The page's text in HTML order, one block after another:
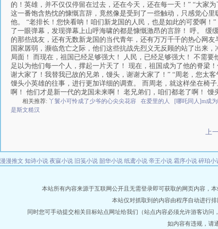
的！英雄，并不仅仅停留在过去，还在今天，还在每一天！” “大家
这一番饱含热忱的慷慨言辞，竟然像是受到了一些触动，只感觉心
他。 “老排长！您快看呐！咱们新龙国的人民，也是如此的可爱啊
了一眼弹幕，发现弹幕上山呼海啸的都是慷慨激昂的言辞！ 呼。
的那些战友，还有无数新龙国的当代青年，还有万万千千的热心网
国家孱弱，濒临危亡之际，他们这些抗战先烈义无反顾的站了出来
局面！ 而现在，祖国已经足够强大！ 人民，已经足够强大！ 不需
足以为他们每一个人，撑起一片天了！ 现在，祖国成为了他的脊梁
谢大家了！我替我已故的兄弟，馒头，谢谢大家了！” “周老，您太
馒头小英雄的往事，进行更加详细的调查。 而周老，就这样坐在椅
啊！ 他们才是新一代的龙国未来啊！ 老兄弟们，咱们都老了啊！
相关推荐: 丫鬟小可怜成了少爷的心尖尖花容 在爱里的人
[哪吒同人]m成
是斯文糙汉
上
漫漫推文 知诗小说 夜寐小说 旧笺小说 韶华小说 纸鸢小说 帝王小说 霜序小说 碎珀小
本站所有内容来源于互联网公开且无需登录即可获取的网页内容，
本站仅对抓取到的内容由程序自动进行
同时您可手动提交相关目标站点网址给我们（站点内容必须允许游客访
如内容有违规，请